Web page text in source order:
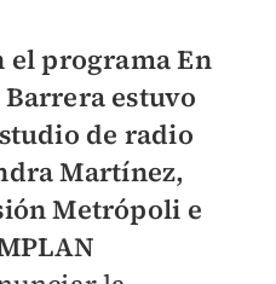
el programa En
estuvo
de radio
Martínez,
Metrópoli e